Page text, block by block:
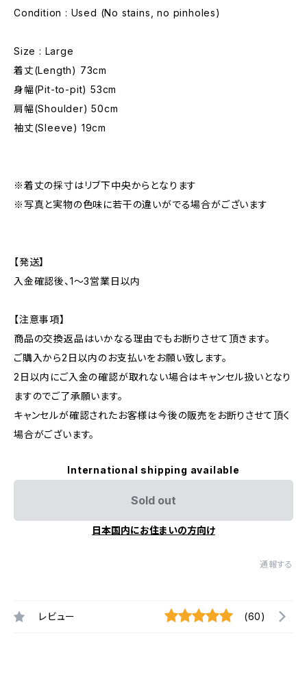
Condition : Used (No stains, no pinholes)
Size : Large
着丈(Length) 73cm
身幅(Pit-to-pit) 53cm
肩幅(Shoulder) 50cm
袖丈(Sleeve) 19cm
※着丈の採寸はリブ下中央からとなります
※写真と実物の色味に若干の違いがでる場合がございます
【発送】
入金確認後、1〜3営業日以内
【注意事項】
商品の交換返品はいかなる理由でもお断りさせて頂きます。
ご購入から2日以内のお支払いをお願い致します。
2日以内にご入金の確認が取れない場合はキャンセル扱いとなり
ますのでご了承願います。
キャンセルが確認されたお客様は今後の販売をお断りさせて頂く
場合がございます。
International shipping available
Sold out
日本国内にお住まいの方向け
通報する
レビュー (60)